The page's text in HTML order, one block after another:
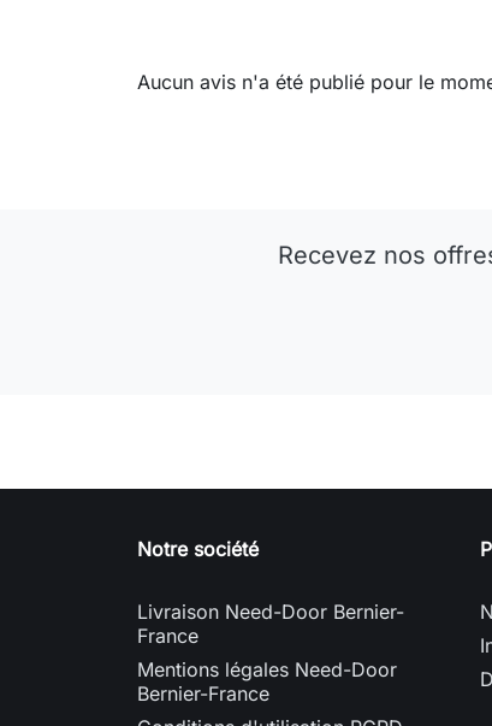
Aucun avis n'a été publié pour le
Recevez nos
Notre société
Livraison Need-Door Bernier-
France
Mentions légales Need-Door
Bernier-France